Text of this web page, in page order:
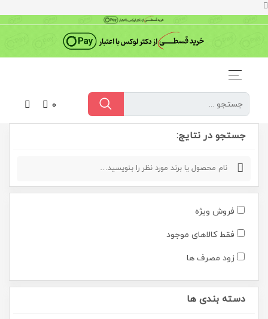
0
جستجو در نتایج:
فروش ویژه
فقط کالاهای موجود
زود مصرف ها
دسته بندی ها